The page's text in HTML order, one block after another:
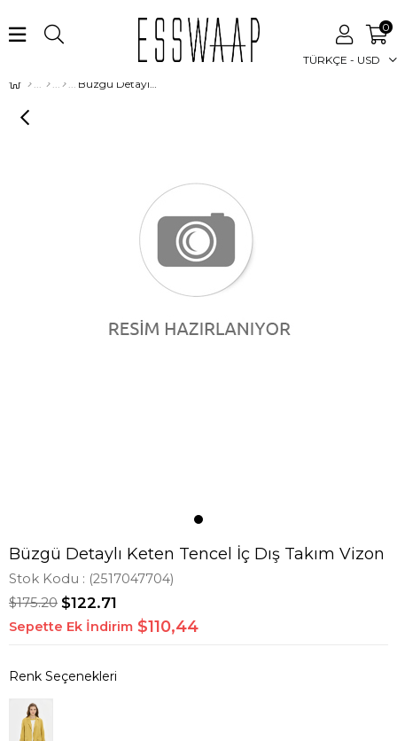
TÜRKÇE - USD
0
Büzgü Detaylı Keten Tencel İç Dış Takım Vizon
Büzgü Detaylı Keten Tencel İç Dış Takım Vizon
Stok Kodu (2517047704)
$175.20 $122.71
Sepette Ek İndirim $110,44